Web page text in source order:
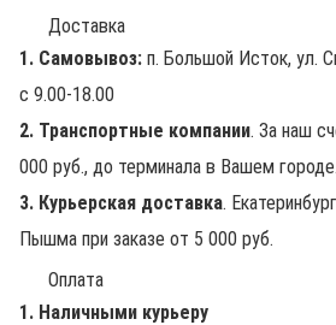
Доставка
1. Самовывоз: п. Большой Исток, ул.
с 9.00-18.00
2. Транспортные компании. За наш
000 руб., до терминала в Вашем городе.
3. Курьерская доставка.
Пышма при заказе от 5 000 руб.
Оплата
1. Наличными курьеру